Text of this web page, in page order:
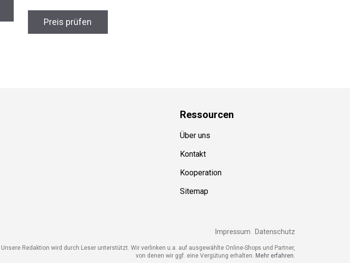
Preis prüfen
Ressourcen
Über uns
Kontakt
Kooperation
Sitemap
Impressum Datenschutz
Unsere Redaktion wird durch Leser unterstützt. Wir verlinken u.a. auf ausgewählte Online-Shops und Partner,
von denen wir ggf. eine Vergütung erhalten. Mehr erfahren.